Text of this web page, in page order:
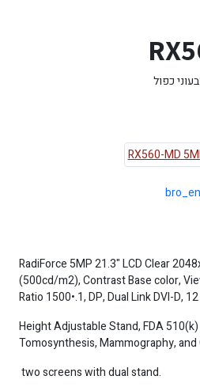
RadiForce 5MP 21.3" LCD Clear
(500cd/m2), Contrast Base color,
Ratio 1500•.1, DP, Dual Link DVI-D,
Height Adjustable Stand, FDA
Tomosynthesis, Mammography, and
two screens with dual stand.